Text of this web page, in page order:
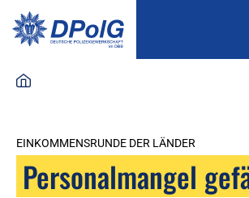
EINKOMMENSRUNDE DER LÄNDER
Personalmangel